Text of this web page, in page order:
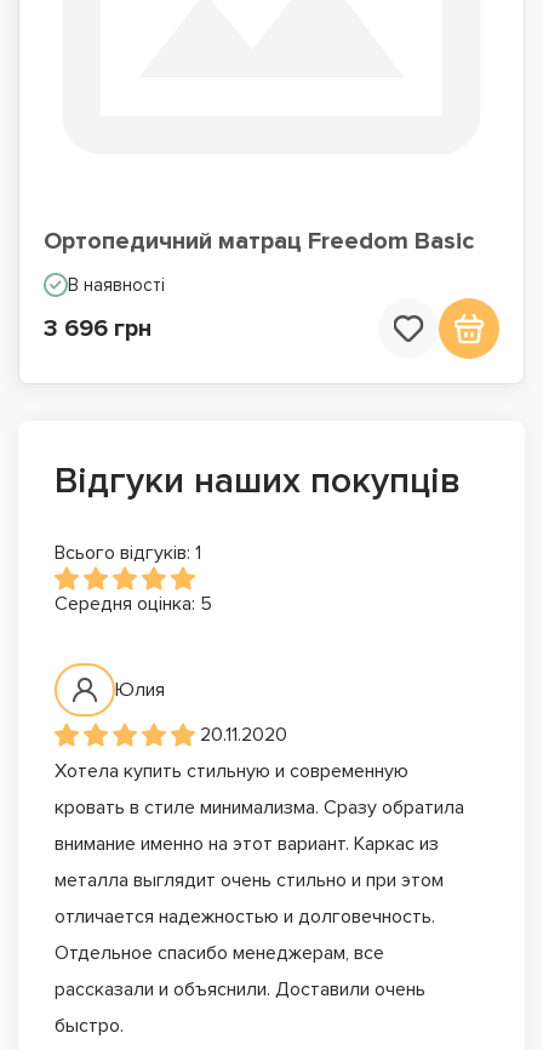
Ортопедичний матрац Freedom Basic
В наявності
3 696 грн
Відгуки наших покупців
Всього відгуків: 1
Середня оцінка: 5
Юлия
20.11.2020
Хотела купить стильную и современную
кровать в стиле минимализма. Сразу обратила
внимание именно на этот вариант. Каркас из
металла выглядит очень стильно и при этом
отличается надежностью и долговечность.
Отдельное спасибо менеджерам, все
рассказали и объяснили. Доставили очень
быстро.